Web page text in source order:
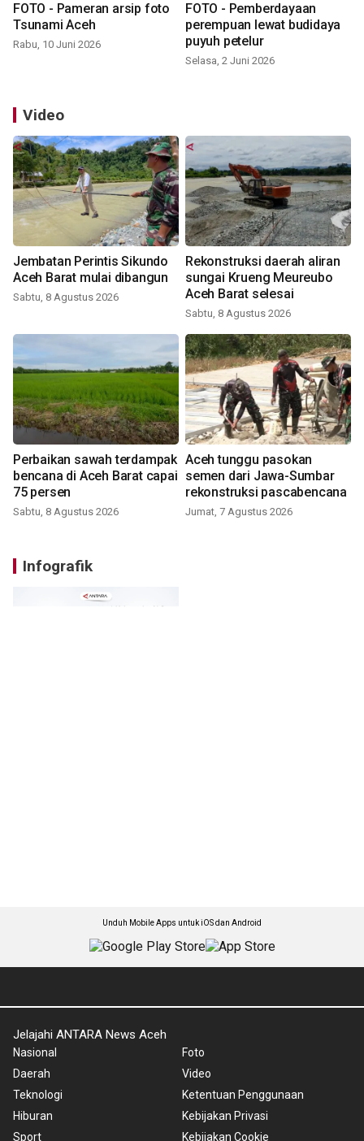
FOTO - Pameran arsip foto
Tsunami Aceh
Rabu, 10 Juni 2026
FOTO - Pemberdayaan
perempuan lewat budidaya
puyuh petelur
Selasa, 2 Juni 2026
Video
Jembatan Perintis Sikundo
Aceh Barat mulai dibangun
Sabtu, 8 Agustus 2026
Rekonstruksi daerah aliran
sungai Krueng Meureubo
Aceh Barat selesai
Sabtu, 8 Agustus 2026
Perbaikan sawah terdampak
bencana di Aceh Barat capai
75 persen
Sabtu, 8 Agustus 2026
Aceh tunggu pasokan
semen dari Jawa-Sumbar
rekonstruksi pascabencana
Jumat, 7 Agustus 2026
Infografik
Unduh Mobile Apps untuk iOS dan Android
Jelajahi ANTARA News Aceh
Nasional
Daerah
Teknologi
Hiburan
Sport
Foto
Video
Ketentuan Penggunaan
Kebijakan Privasi
Kebijakan Cookie